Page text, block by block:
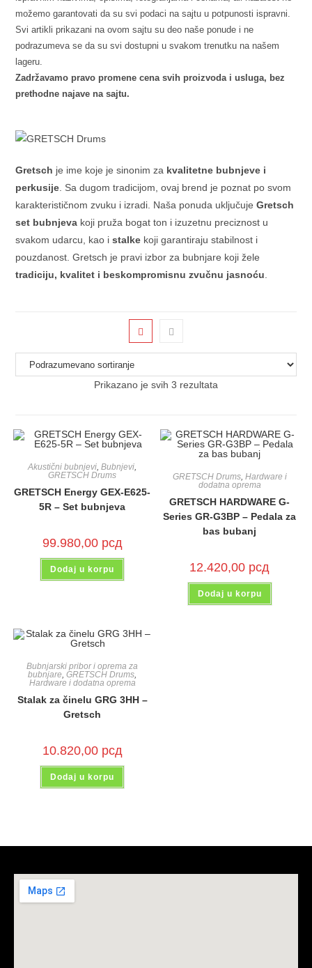
možemo garantovati da su svi podaci na sajtu u potpunosti ispravni.
Svi artikli prikazani na ovom sajtu su deo naše ponude i ne
podrazumeva se da su svi dostupni u svakom trenutku na našem
lageru.
Zadržavamo pravo promene cena svih proizvoda i usluga, bez
prethodne najave na sajtu.
Gretsch je ime koje je sinonim za kvalitetne bubnjeve i
perkusije . Sa dugom tradicijom, ovaj brend je poznat po svom
karakterističnom zvuku i izradi. Naša ponuda uključujeGretsch
set bubnjeva koji pruža bogat ton i izuzetnu preciznost u
svakom udarcu, kao istalke koji garantiraju stabilnost i
pouzdanost. Gretsch je pravi izbor za bubnjare koji žele
tradiciju, kvalitet i beskompromisnu zvučnu jasnoću
Prikazano je svih 3 rezultata
Akustični bubnjevi,Bubnjevi,
GRETSCH Drums
GRETSCH Energy GEX-E625-
5R – Set bubnjeva
99.980,00 рсд
Dodaj u korpu
GRETSCH Drums, Hardware i
dodatna oprema
GRETSCH HARDWARE G-
Series GR-G3BP – Pedala za
bas bubanj
12.420,00 рсд
Dodaj u korpu
Bubnjarski pribor i oprema za
bubnjare ,GRETSCH Drums
Hardware i dodatna oprema
Stalak za činelu GRG 3HH –
Gretsch
10.820,00 рсд
Dodaj u korpu